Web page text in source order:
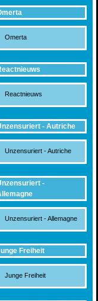
Omerta
Reactnieuws
- Autriche
Unzensuriert - Autriche
-
Unzensuriert - Allemagne
Freiheit
Junge Freiheit